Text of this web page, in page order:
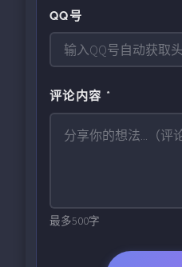
QQ号
评论内容 *
最多500字